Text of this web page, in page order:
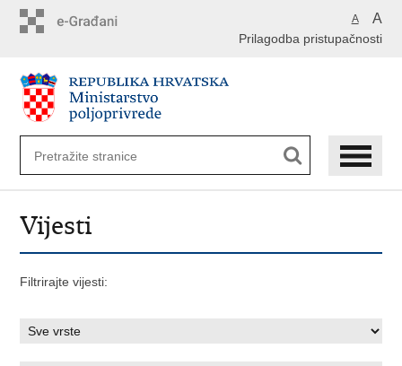
A A
Prilagodba pristupačnosti
Vijesti
Filtrirajte vijesti: